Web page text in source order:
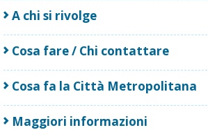
A chi si rivolge
Cosa fare / Chi contattare
Cosa fa la Città Metropolitana
Maggiori informazioni